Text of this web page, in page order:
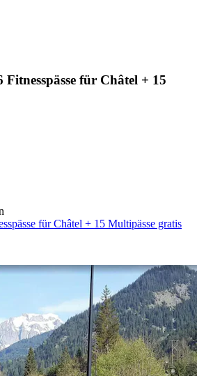
Fitnesspässe für Châtel + 15
für Châtel + 15 Multipässe gratis